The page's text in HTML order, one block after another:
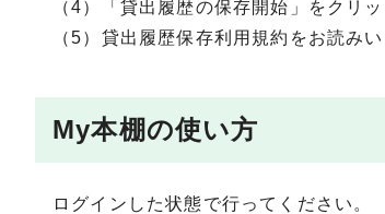
（4）「貸出履歴の保存開始」をクリッ
（5）貸出履歴保存利用規約をお読み
My本棚の使い方
ログインした状態で行ってください。